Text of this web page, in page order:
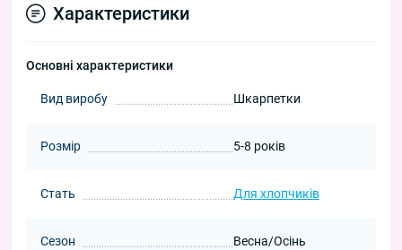
Характеристики
Основні характеристики
Вид виробу Шкарпетки
Розмір 5-8 років
Стать Для хлопчиків
Сезон Весна/Осінь